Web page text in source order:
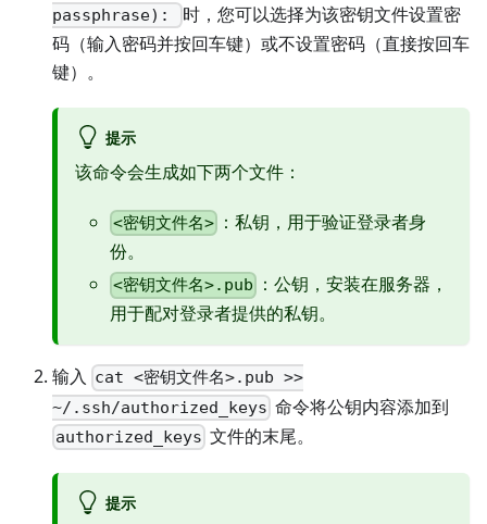
passphrase):
时，您可以选择为该密钥文件设置密
码（输入密码并按回车键）或不设置密码（直接按回车
键）。
提示
该命令会生成如下两个文件：
<密钥文件名> ：私钥，用于验证登录者身
份。
<密钥文件名>.pub
：公钥，安装在服务器，
用于配对登录者提供的私钥。
输入 cat <密钥文件名>.pub >>
~/.ssh/authorized_keys 命令将公钥内容添加到
authorized_keys 文件的末尾。
提示